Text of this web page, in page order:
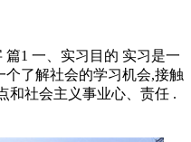
篇1 一、实习目的 实习是一
了解社会的学习机会,接触
和社会主义事业心、责任 .